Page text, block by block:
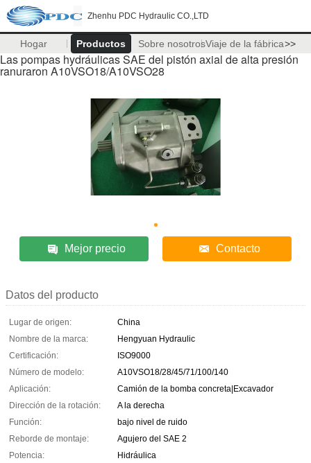
Zhenhu PDC Hydraulic CO.,LTD
Hogar Productos Sobre nosotrosViaje de la fábrica>>
Las pompas hydráulicas SAE del pistón axial de alta presión
ranuraron A10VSO18/A10VSO28
Mejor precio Contacto
Datos del producto
Lugar de origen:
China
Nombre de la marca:
Hengyuan Hydraulic
Certificación:
ISO9000
Número de modelo:
A10VSO18/28/45/71/100/140
Aplicación:
Camión de la bomba concreta|Excavador
Dirección de la rotación:
A la derecha
Función:
bajo nivel de ruido
Reborde de montaje:
Agujero del SAE 2
Potencia:
Hidráulica